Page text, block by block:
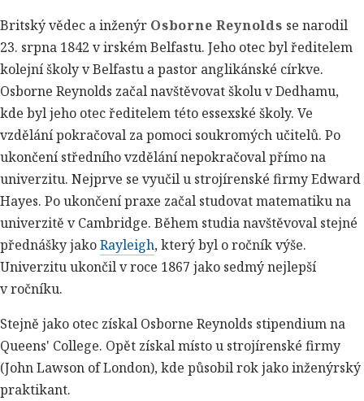
Britský vědec a inženýr Osborne Reynolds se narodil
23. srpna 1842 v irském Belfastu. Jeho otec byl ředitelem
kolejní školy v Belfastu a pastor anglikánské církve.
Osborne Reynolds začal navštěvovat školu v Dedhamu,
kde byl jeho otec ředitelem této essexské školy. Ve
vzdělání pokračoval za pomoci soukromých učitelů. Po
ukončení středního vzdělání nepokračoval přímo na
univerzitu. Nejprve se vyučil u strojírenské firmy Edward
Hayes. Po ukončení praxe začal studovat matematiku na
univerzitě v Cambridge. Během studia navštěvoval stejné
přednášky jakoRayleigh, který byl o ročník výše.
Univerzitu ukončil v roce 1867 jako sedmý nejlepší
v ročníku.
Stejně jako otec získal Osborne Reynolds stipendium na
Queens' College. Opět získal místo u strojírenské firmy
(John Lawson of London), kde působil rok jako inženýrský
praktikant.